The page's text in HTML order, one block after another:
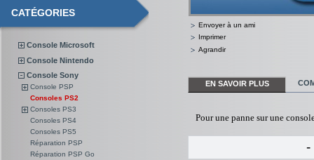
CATÉGORIES
Console Microsoft
Console Nintendo
Console Sony
Console PSP
Consoles PS2
Consoles PS3
Consoles PS4
Consoles PS5
Réparation PSP
Réparation PSP Go
Envoyer à un ami
Imprimer
Agrandir
EN SAVOIR PLUS
Pour une panne sur une
-